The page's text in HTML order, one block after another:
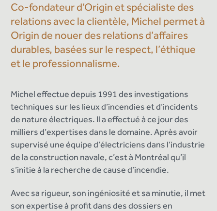
Co-fondateur d’Origin et spécialiste des
relations avec la clientèle, Michel permet à
Origin de nouer des relations d’affaires
durables, basées sur le respect, l’éthique
et le professionnalisme.
Michel effectue depuis 1991 des investigations
techniques sur les lieux d’incendies et d’incidents
de nature électriques. Il a effectué à ce jour des
milliers d’expertises dans le domaine. Après avoir
supervisé une équipe d’électriciens dans l’industrie
de la construction navale, c’est à Montréal qu’il
s’initie à la recherche de cause d’incendie.
Avec sa rigueur, son ingéniosité et sa minutie, il met
son expertise à profit dans des dossiers en